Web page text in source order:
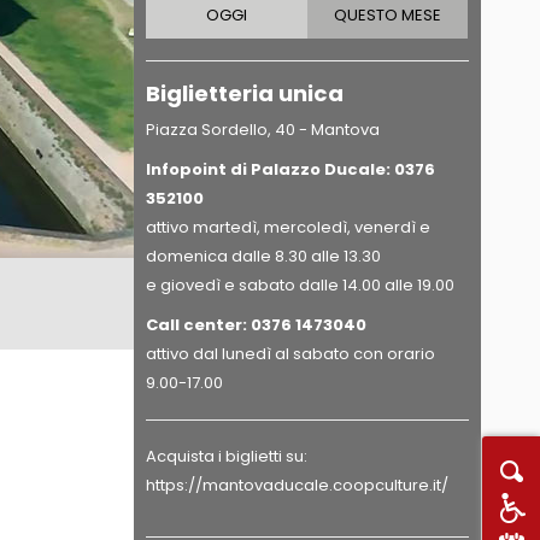
OGGI QUESTO MESE
Biglietteria unica
Piazza Sordello, 40 - Mantova
Infopoint di Palazzo Ducale: 0376
352100
attivo martedì, mercoledì, venerdì e
domenica dalle 8.30 alle 13.30
e giovedì e sabato dalle 14.00 alle 19.00
Call center: 0376 1473040
attivo dal lunedì al sabato con orario
9.00-17.00
Acquista i biglietti su:
https://mantovaducale.coopculture.it/